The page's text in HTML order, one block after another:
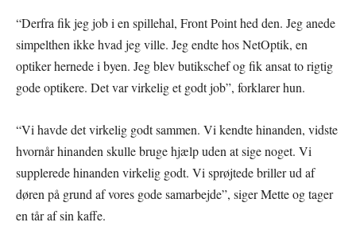
“Derfra fik jeg job i en spillehal, Front Point hed den. Jeg anede
simpelthen ikke hvad jeg ville. Jeg endte hos NetOptik, en
optiker hernede i byen. Jeg blev butikschef og fik ansat to rigtig
gode optikere. Det var virkelig et godt job”, forklarer hun.
“Vi havde det virkelig godt sammen. Vi kendte hinanden, vidste
hvornår hinanden skulle bruge hjælp uden at sige noget. Vi
supplerede hinanden virkelig godt. Vi sprøjtede briller ud af
døren på grund af vores gode samarbejde”, siger Mette og tager
en tår af sin kaffe.